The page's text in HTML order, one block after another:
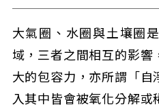
大氣圈、水圈與土壤圈
域，三者之間相互的影響
大的包容力，亦所謂「自
入其中皆會被氧化分解或